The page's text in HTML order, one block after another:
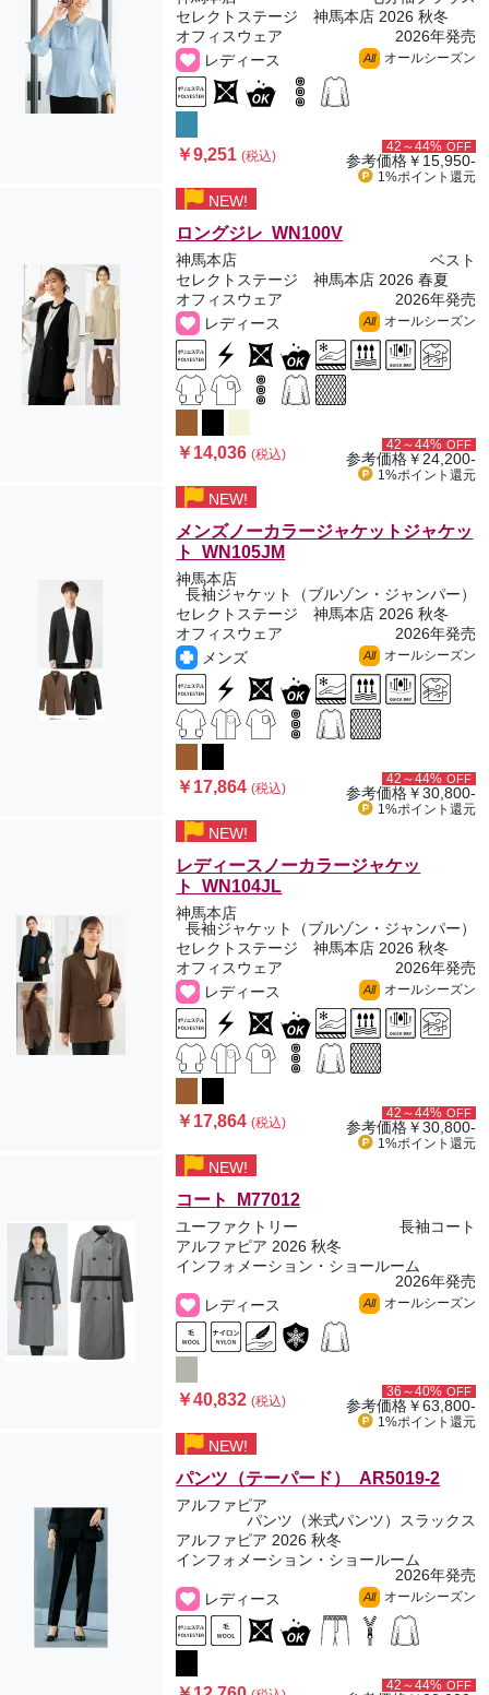
セレクトステージ 神馬本店 2026 秋冬
オフィスウェア
2026年発売
レディース
All オールシーズン
￥9,251(税込)
42～44% OFF
参考価格￥15,950-
1%ポイント 還元
NEW!
ロングジレ WN100V
神馬本店
ベスト
セレクトステージ 神馬本店 2026 春夏
オフィスウェア
2026年発売
レディース
All オールシーズン
￥14,036(税込)
42～44% OFF
参考価格￥24,200-
1%ポイント 還元
NEW!
メンズノーカラージャケットジャケッ
ト WN105JM
神馬本店
長袖ジャケット（ブルゾン・ジャンパー）
セレクトステージ 神馬本店 2026 秋冬
オフィスウェア
2026年発売
メンズ
All オールシーズン
￥17,864(税込)
42～44% OFF
参考価格￥30,800-
1%ポイント 還元
NEW!
レディースノーカラージャケッ
ト WN104JL
神馬本店
長袖ジャケット（ブルゾン・ジャンパー）
セレクトステージ 神馬本店 2026 秋冬
オフィスウェア
2026年発売
レディース
All オールシーズン
￥17,864(税込)
42～44% OFF
参考価格￥30,800-
1%ポイント 還元
NEW!
コート M77012
ユーファクトリー
長袖コート
アルファピア 2026 秋冬
インフォメーション・ショールーム
2026年発売
レディース
All オールシーズン
￥40,832(税込)
36～40% OFF
参考価格￥63,800-
1%ポイント 還元
NEW!
パンツ（テーパード） AR5019-2
アルファピア
パンツ（米式パンツ）スラックス
アルファピア 2026 秋冬
インフォメーション・ショールーム
2026年発売
レディース
All オールシーズン
42～44% OFF